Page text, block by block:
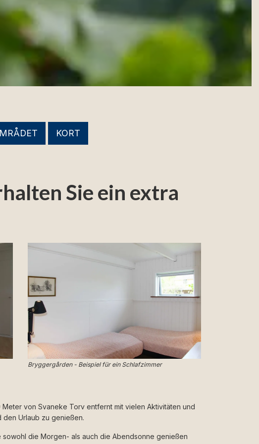
KORT
Sie ein extra
Bryggergården - Beispiel für ein Schlafzimmer
von Svaneke Torv entfernt mit vielen Aktivitäten und
den Urlaub zu genießen.
die Morgen- als auch die Abendsonne genießen